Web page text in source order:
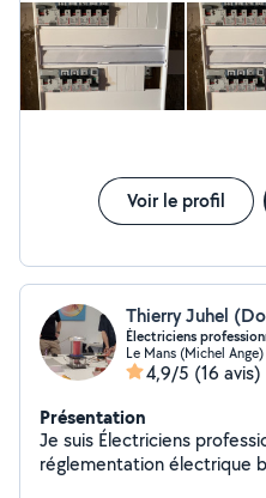
impeccable. C’est un professionnel très compétent, à l’écoute
de ses clients et toujours prêt à
temps de donner de bons
appréciable. Ses tarifs sont très corrects et le rapport qualité-
prix est excellent. Nous
tous vos travaux électriques !
Voir le profil
Thierry Juhel
Électriciens
Le Mans (Michel Ange)
4,9/5 (16 avis)
Présentation
Je suis Électriciens
réglementation électrique